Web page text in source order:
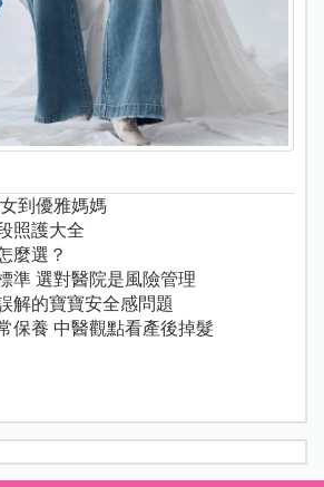
到優雅媽媽
照護大全
麼選？
準 選對醫院是風險管理
解的寶寶安全感問題
保養 中醫觀點看產後掉髮